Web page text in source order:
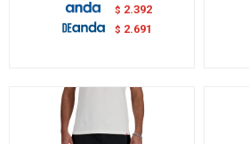
$ 2.392
$ 2.691